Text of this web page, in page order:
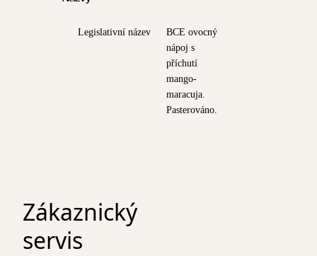
Legislativní název
BCE ovocný
nápoj s
příchutí
mango-
maracuja.
Pasterováno.
Zákaznický
servis